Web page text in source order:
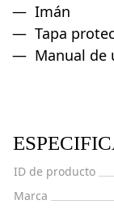
Imán
Tapa
Manual de
ID de producto
Marca